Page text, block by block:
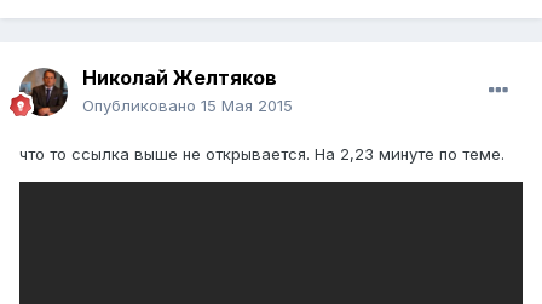
Николай Желтяков
Опубликовано 15 Мая 2015
что то ссылка выше не открывается. На 2,23 минуте по теме.